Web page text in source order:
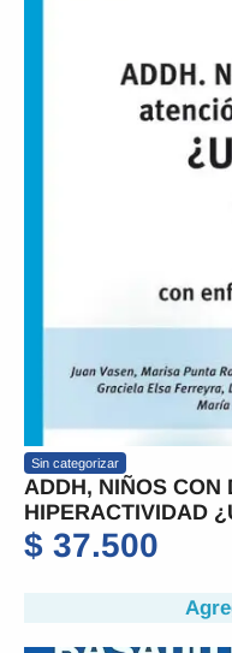
Sin categorizar
ADDH, NIÑOS CON
HIPERACTIVIDAD
$ 37.500